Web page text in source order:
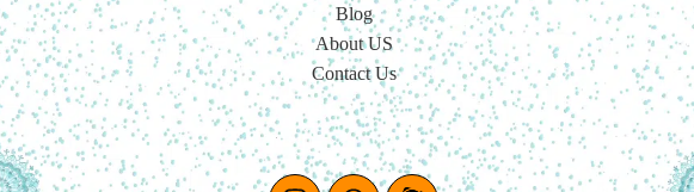
Blog
About US
Contact Us